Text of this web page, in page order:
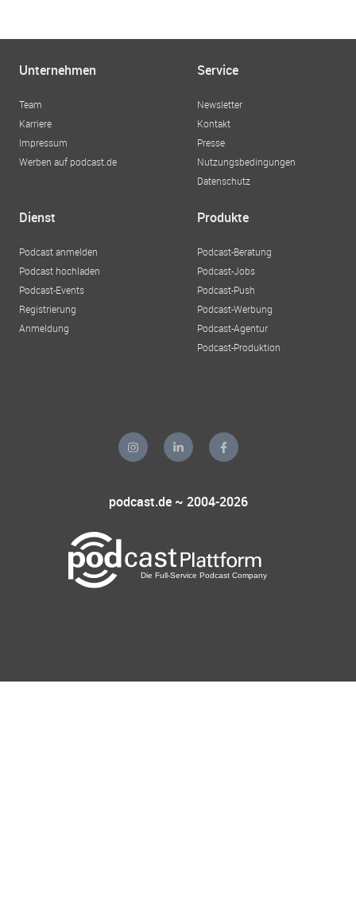
Unternehmen
Team
Karriere
Impressum
Werben auf podcast.de
Service
Newsletter
Kontakt
Presse
Nutzungsbedingungen
Datenschutz
Dienst
Podcast anmelden
Podcast hochladen
Podcast-Events
Registrierung
Anmeldung
Produkte
Podcast-Beratung
Podcast-Jobs
Podcast-Push
Podcast-Werbung
Podcast-Agentur
Podcast-Produktion
podcast.de ~ 2004-2026